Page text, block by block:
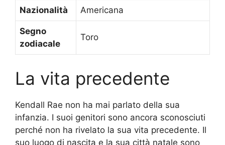
Nazionalità Americana
Segno
zodiacale
Toro
La vita precedente
Kendall Rae non ha mai parlato della sua
infanzia. I suoi genitori sono ancora sconosciuti
perché non ha rivelato la sua vita precedente. Il
suo luogo di nascita e la sua città natale sono